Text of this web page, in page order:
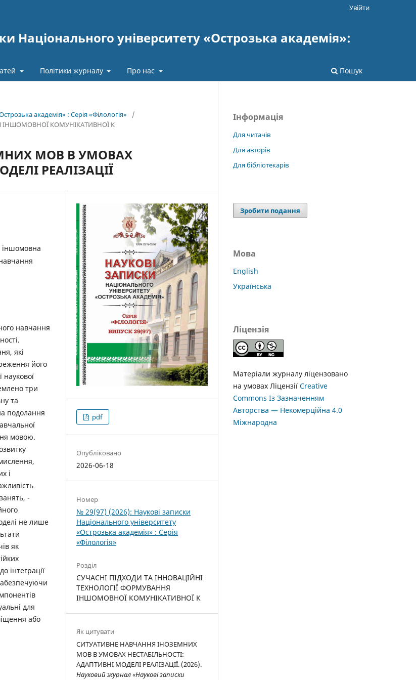
Національного університету «Острозька академія»:
Політики журналу Про нас Пошук
Увійти
академія» : Серія «Філологія»
/
ІНШОМОВНОЇ КОМУНІКАТИВНОЇ К
МОВ В УМОВАХ
РЕАЛІЗАЦІЇ
іншомовна
навчання
які
його
наукової
три
та
подолання
мовою.
і
не лише
як
інтеграції
для
або
pdf
Опубліковано
2026-06-18
Номер
№ 29(97) (2026): Наукові записки
Національного університету
«Острозька академія» : Серія
«Філологія»
Розділ
СУЧАСНІ ПІДХОДИ ТА ІННОВАЦІЙНІ
ТЕХНОЛОГІЇ ФОРМУВАННЯ
ІНШОМОВНОЇ КОМУНІКАТИВНОЇ К
Як цитувати
СИТУАТИВНЕ НАВЧАННЯ ІНОЗЕМНИХ
МОВ В УМОВАХ НЕСТАБІЛЬНОСТІ:
АДАПТИВНІ МОДЕЛІ РЕАЛІЗАЦІЇ. (2026).
Науковий журнал «Наукові записки
Інформація
Для читачів
Для авторів
Для бібліотекарів
Зробити подання
Мова
English
Українська
Ліцензія
Матеріали журналу ліцензовано
на умовах Ліцензії Creative
Commons Із Зазначенням
Авторства — Некомерційна 4.0
Міжнародна